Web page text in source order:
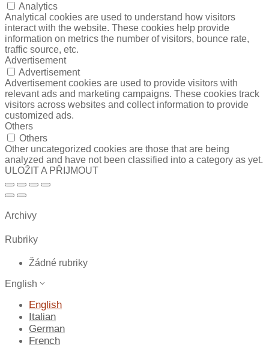
Analytics
Analytical cookies are used to understand how visitors
interact with the website. These cookies help provide
information on metrics the number of visitors, bounce rate,
traffic source, etc.
Advertisement
Advertisement
Advertisement cookies are used to provide visitors with
relevant ads and marketing campaigns. These cookies track
visitors across websites and collect information to provide
customized ads.
Others
Others
Other uncategorized cookies are those that are being
analyzed and have not been classified into a category as yet.
ULOŽIT A PŘIJMOUT
Archivy
Rubriky
Žádné rubriky
English
English
Italian
German
French